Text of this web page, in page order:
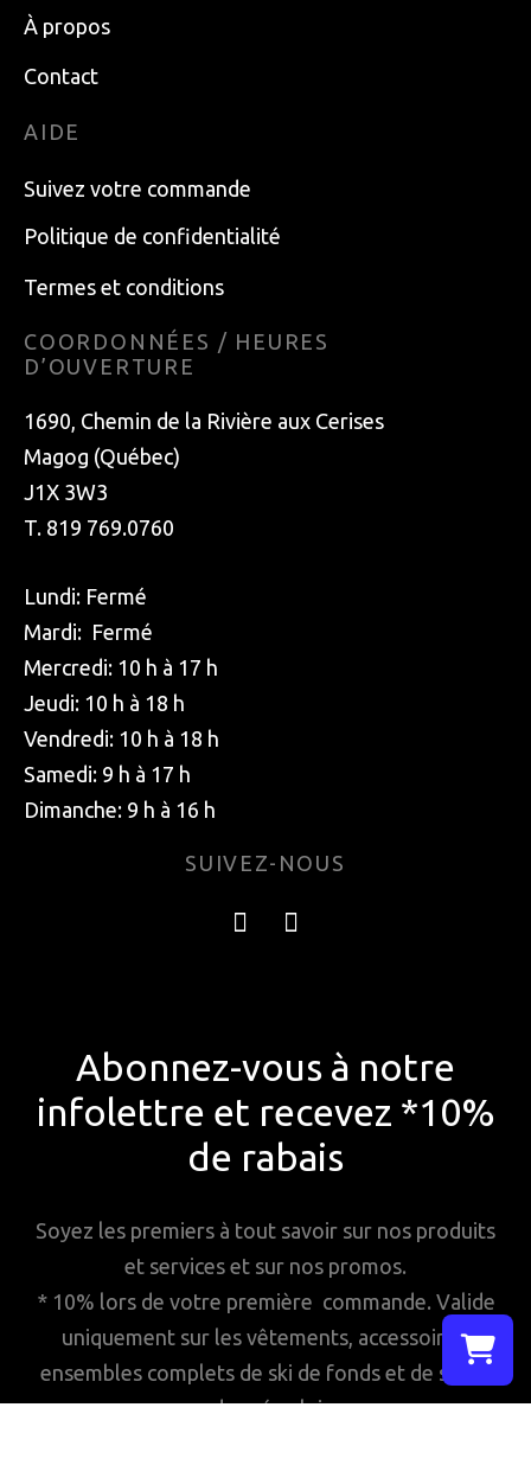
À propos
Contact
AIDE
Suivez votre commande
Politique de confidentialité
Termes et conditions
COORDONNÉES / HEURES
D’OUVERTURE
1690, Chemin de la Rivière aux Cerises
Magog (Québec)
J1X 3W3
T. 819 769.0760
Lundi: Fermé
Mardi: Fermé
Mercredi: 10 h à 17 h
Jeudi: 10 h à 18 h
Vendredi: 10 h à 18 h
Samedi: 9 h à 17 h
Dimanche: 9 h à 16 h
SUIVEZ-NOUS
Abonnez-vous à notre
infolettre et recevez *10%
de rabais
Soyez les premiers à tout savoir sur nos produits
et services et sur nos promos.
* 10% lors de votre première commande. Valide
uniquement sur les vêtements, accessoires,
ensembles complets de ski de fonds et de ski de
randonnée alpine.